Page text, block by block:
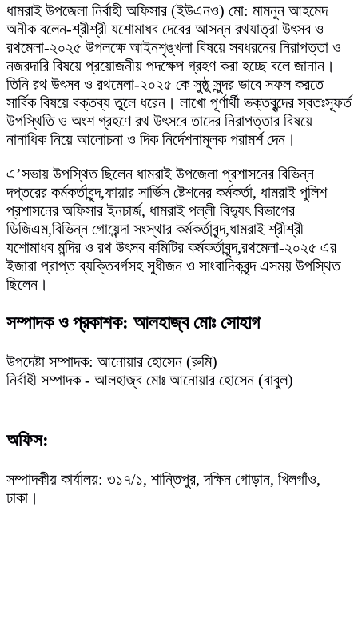
ধামরাই উপজেলা নির্বাহী অফিসার (ইউএনও) মো: মামনুন আহমেদ
অনীক বলেন-শ্রীশ্রী যশোমাধব দেবের আসন্ন রথযাত্রা উৎসব ও
রথমেলা-২০২৫ উপলক্ষে আইনশৃঙ্খলা বিষয়ে সবধরনের নিরাপত্তা ও
নজরদারি বিষয়ে প্রয়োজনীয় পদক্ষেপ গ্রহণ করা হচ্ছে বলে জানান।
তিনি রথ উৎসব ও রথমেলা-২০২৫ কে সুষ্ঠু সুন্দর ভাবে সফল করতে
সার্বিক বিষয়ে বক্তব্য তুলে ধরেন। লাখো পূর্ণার্থী ভক্তবৃন্দের স্বতঃস্ফূর্ত
উপস্থিতি ও অংশ গ্রহণে রথ উৎসবে তাদের নিরাপত্তার বিষয়ে
নানাধিক নিয়ে আলোচনা ও দিক নির্দেশনামূলক পরামর্শ দেন।
এ’সভায় উপস্থিত ছিলেন ধামরাই উপজেলা প্রশাসনের বিভিন্ন
দপ্তরের কর্মকর্তাবৃন্দ,ফায়ার সার্ভিস ষ্টেশনের কর্মকর্তা, ধামরাই পুলিশ
প্রশাসনের অফিসার ইনচার্জ, ধামরাই পল্লী বিদ্যুৎ বিভাগের
ডিজিএম,বিভিন্ন গোয়েন্দা সংস্থার কর্মকর্তাবৃন্দ,ধামরাই শ্রীশ্রী
যশোমাধব মন্দির ও রথ উৎসব কমিটির কর্মকর্তাবৃন্দ,রথমেলা-২০২৫ এর
ইজারা প্রাপ্ত ব্যক্তিবর্গসহ সুধীজন ও সাংবাদিকবৃন্দ এসময় উপস্থিত
ছিলেন।
সম্পাদক ও প্রকাশক: আলহাজ্ব মোঃ সোহাগ
উপদেষ্টা সম্পাদক: আনোয়ার হোসেন (রুমি)
নির্বাহী সম্পাদক - আলহাজ্ব মোঃ আনোয়ার হোসেন (বাবুল)
অফিস:
সম্পাদকীয় কার্যালয়: ৩১৭/১, শান্তিপুর, দক্ষিন গোড়ান, খিলগাঁও,
ঢাকা।